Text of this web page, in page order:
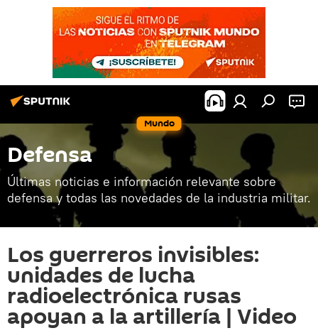
Mundo
Defensa
Últimas noticias e información relevante sobre
defensa y todas las novedades de la industria militar.
Los guerreros invisibles:
unidades de lucha
radioelectrónica rusas
apoyan a la artillería | Video